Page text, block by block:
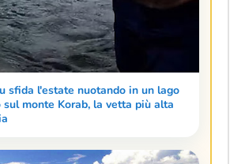
sfida l'estate nuotando in un lago
monte Korab, la vetta più alta